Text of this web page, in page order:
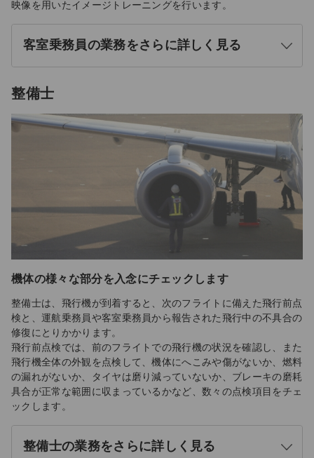
映像を用いたイメージトレーニングを行います。
客室乗務員の業務をさらに詳しく見る
整備士
機体の様々な部分を入念にチェックします
整備士は、飛行機が到着すると、次のフライトに備えた飛行前点
検と、運航乗務員や客室乗務員から報告された飛行中の不具合の
修復にとりかかります。
飛行前点検では、前のフライトでの飛行機の状況を確認し、また
飛行機全体の外観を点検して、機体にへこみや傷がないか、燃料
の漏れがないか、タイヤは磨り減っていないか、ブレーキの磨耗
具合が正常な範囲に収まっているかなど、数々の点検項目をチェ
ックします。
整備士の業務をさらに詳しく見る